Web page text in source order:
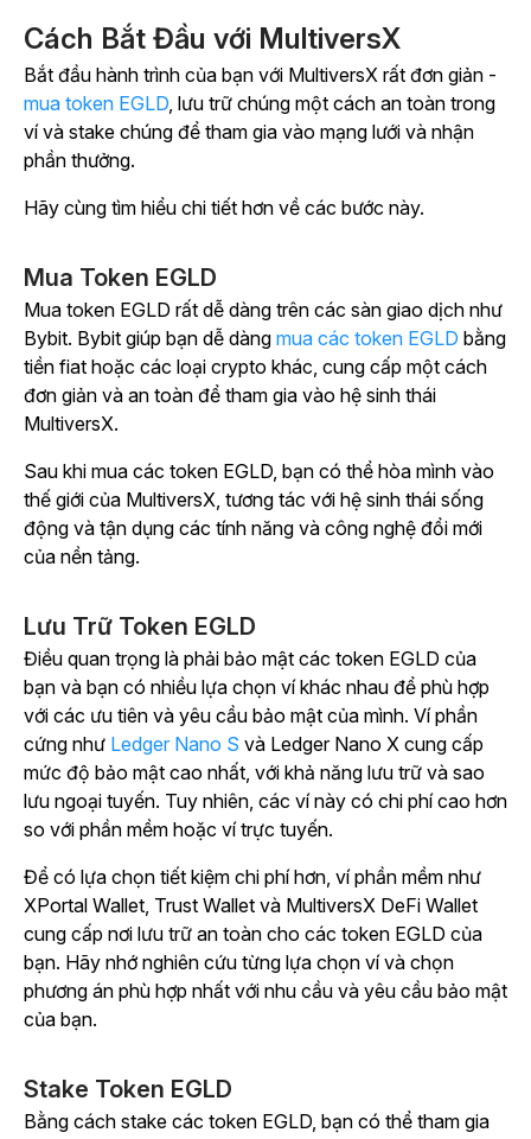
Cách Bắt Đầu với MultiversX
Bắt đầu hành trình của bạn với MultiversX rất đơn giản -
mua token EGLD, lưu trữ chúng một cách an toàn trong
ví và stake chúng để tham gia vào mạng lưới và nhận
phần thưởng.
Hãy cùng tìm hiểu chi tiết hơn về các bước này.
Mua Token EGLD
Mua token EGLD rất dễ dàng trên các sàn giao dịch như
Bybit. Bybit giúp bạn dễ dàng mua các token EGLD bằng
tiền fiat hoặc các loại crypto khác, cung cấp một cách
đơn giản và an toàn để tham gia vào hệ sinh thái
MultiversX.
Sau khi mua các token EGLD, bạn có thể hòa mình vào
thế giới của MultiversX, tương tác với hệ sinh thái sống
động và tận dụng các tính năng và công nghệ đổi mới
của nền tảng.
Lưu Trữ Token EGLD
Điều quan trọng là phải bảo mật các token EGLD của
bạn và bạn có nhiều lựa chọn ví khác nhau để phù hợp
với các ưu tiên và yêu cầu bảo mật của mình. Ví phần
cứng như Ledger Nano S và Ledger Nano X cung cấp
mức độ bảo mật cao nhất, với khả năng lưu trữ và sao
lưu ngoại tuyến. Tuy nhiên, các ví này có chi phí cao hơn
so với phần mềm hoặc ví trực tuyến.
Để có lựa chọn tiết kiệm chi phí hơn, ví phần mềm như
XPortal Wallet, Trust Wallet và MultiversX DeFi Wallet
cung cấp nơi lưu trữ an toàn cho các token EGLD của
bạn. Hãy nhớ nghiên cứu từng lựa chọn ví và chọn
phương án phù hợp nhất với nhu cầu và yêu cầu bảo mật
của bạn.
Stake Token EGLD
Bằng cách stake các token EGLD, bạn có thể tham gia